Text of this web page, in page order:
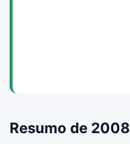
Resumo de 2008